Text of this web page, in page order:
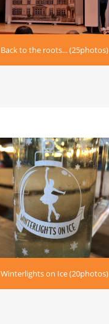
Back to the roots... (25photos)
Winterlights on Ice (20photos)